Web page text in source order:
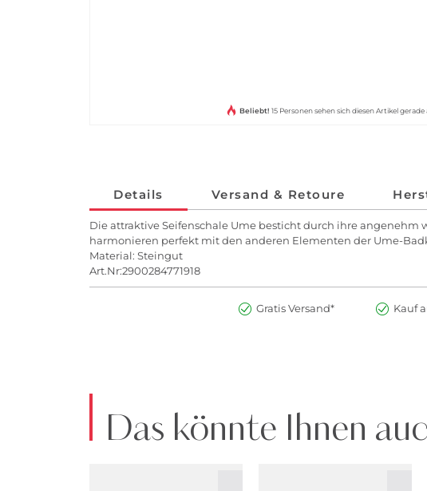
Beliebt! 15 Personen sehen sich diesen Artikel gerade
Details Versand & Retoure
Die attraktive Seifenschale Ume besticht durch ihre angenehm
harmonieren perfekt mit den anderen Elementen der Ume-
Material: Steingut
Art.Nr:2900284771918
Gratis Versand* Kauf
Das könnte Ihnen